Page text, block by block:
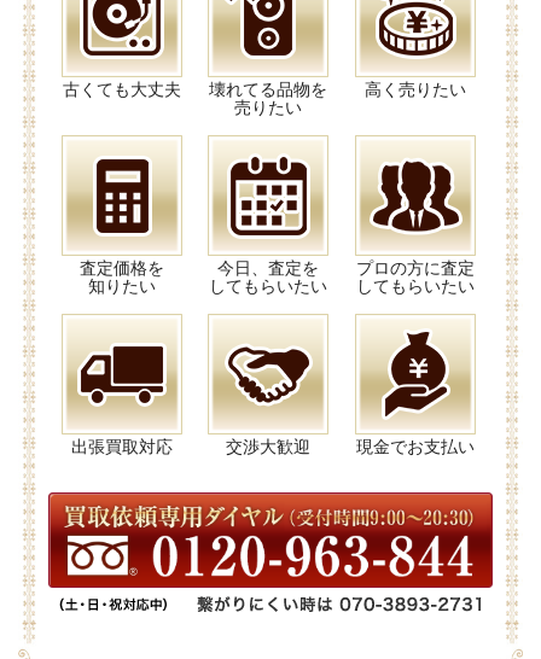
古くても大丈夫
壊れてる品物を
売りたい
高く売りたい
査定価格を
知りたい
今日、査定を
してもらいたい
プロの方に査定
してもらいたい
出張買取対応 交渉大歓迎 現金でお支払い